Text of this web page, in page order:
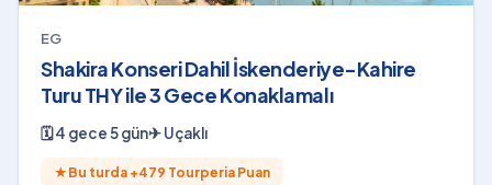
EG
Shakira Konseri Dahil İskenderiye-Kahire
Turu THY ile 3 Gece Konaklamalı
🗓4 gece 5 gün✈Uçaklı
★ Bu turda +479 Tourperia Puan